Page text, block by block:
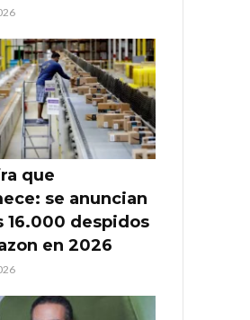
que
se anuncian
16.000 despidos
en 2026